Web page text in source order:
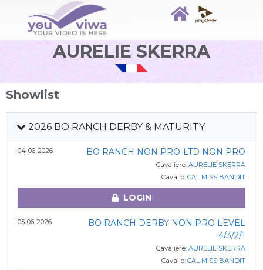
AURELIE SKERRA
Showlist
2026 BO RANCH DERBY & MATURITY
04-06-2026 BO RANCH NON PRO-LTD NON PRO
Cavaliere: AURELIE SKERRA
Cavallo: CAL MISS BANDIT
LOGIN
05-06-2026
BO RANCH DERBY NON PRO LEVEL
4/3/2/1
Cavaliere: AURELIE SKERRA
Cavallo: CAL MISS BANDIT